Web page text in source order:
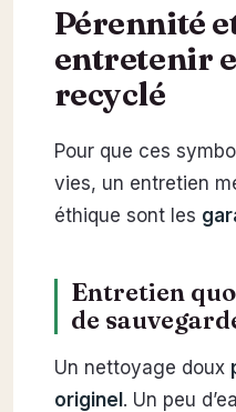
Pérennité
entretenir
recyclé
Pour que ces
vies, un entretien
éthique sont les
Entretien
de
Un nettoyage doux
originel. Un peu